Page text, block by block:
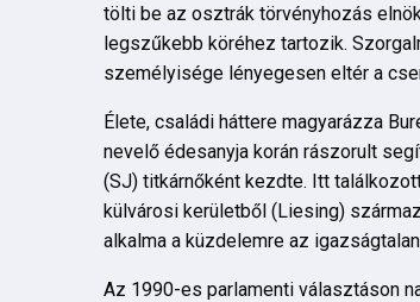
tölti be az osztrák törvényhozás
legszűkebb köréhez tartozik.
személyisége lényegesen eltér a
Élete, családi háttere magyarázza
nevelő édesanyja korán rászorult
(SJ) titkárnőként kezdte. Itt
külvárosi kerületből (Liesing)
alkalma a küzdelemre az
Az 1990-es parlamenti választáson